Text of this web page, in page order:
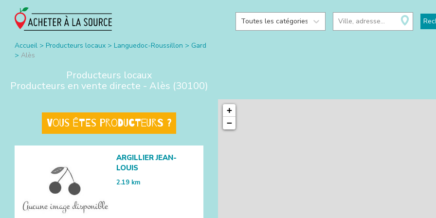
Toutes les catégories Ville, adresse...
Accueil > Producteurs locaux > Languedoc-Roussillon > Gard
> Alès
Producteurs locaux
Producteurs en vente directe - Alès (30100)
Vous êtes producteurs ?
ARGILLIER JEAN-
LOUIS
2.19 km
+
−